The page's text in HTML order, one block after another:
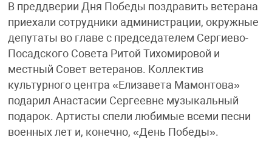
В преддверии Дня Победы поздравить ветерана
приехали сотрудники администрации, окружные
депутаты во главе с председателем Сергиево-
Посадского Совета Ритой Тихомировой и
местный Совет ветеранов. Коллектив
культурного центра «Елизавета Мамонтова»
подарил Анастасии Сергеевне музыкальный
подарок. Артисты спели любимые всеми песни
военных лет и, конечно, «День Победы».